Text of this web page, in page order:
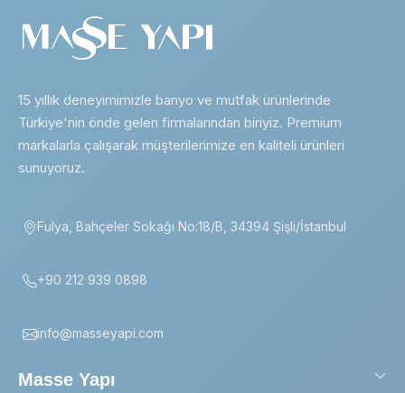
15 yıllık deneyimimizle banyo ve mutfak ürünlerinde
Türkiye'nin önde gelen firmalarından biriyiz. Premium
markalarla çalışarak müşterilerimize en kaliteli ürünleri
sunuyoruz.
Fulya, Bahçeler Sokağı No:18/B, 34394 Şişli/İstanbul
+90 212 939 0898
info@masseyapi.com
Masse Yapı